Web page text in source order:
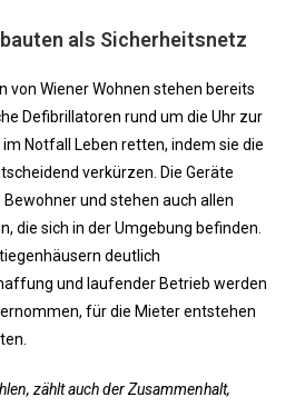
als Sicherheitsnetz
von Wiener Wohnen stehen bereits
Defibrillatoren rund um die Uhr zur
Notfall Leben retten, indem sie die
verkürzen. Die Geräte
und stehen auch allen
die sich in der Umgebung befinden.
deutlich
und laufender Betrieb werden
für die Mieter entstehen
zählt auch der Zusammenhalt,